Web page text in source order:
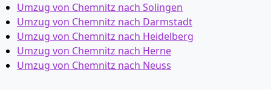
Umzug von Chemnitz nach Solingen
Umzug von Chemnitz nach Darmstadt
Umzug von Chemnitz nach Heidelberg
Umzug von Chemnitz nach Herne
Umzug von Chemnitz nach Neuss